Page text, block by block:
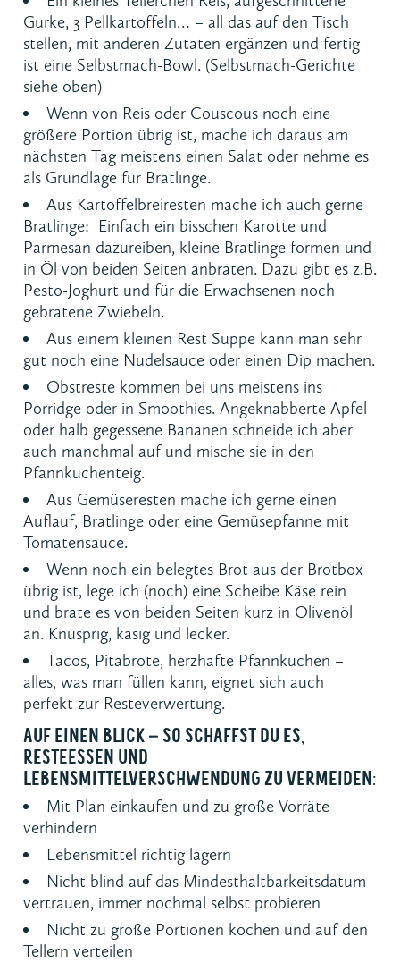
Gurke, 3 Pellkartoffeln… – all das auf den Tisch
stellen, mit anderen Zutaten ergänzen und fertig
ist eine Selbstmach-Bowl. (Selbstmach-Gerichte
siehe oben)
Wenn von Reis oder Couscous noch eine
größere Portion übrig ist, mache ich daraus am
nächsten Tag meistens einen Salat oder nehme es
als Grundlage für Bratlinge.
Aus Kartoffelbreiresten mache ich auch gerne
Bratlinge: Einfach ein bisschen Karotte und
Parmesan dazureiben, kleine Bratlinge formen und
in Öl von beiden Seiten anbraten. Dazu gibt es z.B.
Pesto-Joghurt und für die Erwachsenen noch
gebratene Zwiebeln.
Aus einem kleinen Rest Suppe kann man sehr
gut noch eine Nudelsauce oder einen Dip machen.
Obstreste kommen bei uns meistens ins
Porridge oder in Smoothies. Angeknabberte Äpfel
oder halb gegessene Bananen schneide ich aber
auch manchmal auf und mische sie in den
Pfannkuchenteig.
Aus Gemüseresten mache ich gerne einen
Auflauf, Bratlinge oder eine Gemüsepfanne mit
Tomatensauce.
Wenn noch ein belegtes Brot aus der Brotbox
übrig ist, lege ich (noch) eine Scheibe Käse rein
und brate es von beiden Seiten kurz in Olivenöl
an. Knusprig, käsig und lecker.
Tacos, Pitabrote, herzhafte Pfannkuchen –
alles, was man füllen kann, eignet sich auch
perfekt zur Resteverwertung.
AUF EINEN BLICK – SO SCHAFFST DU ES,
RESTEESSEN UND
LEBENSMITTELVERSCHWENDUNG ZU VERMEIDEN:
Mit Plan einkaufen und zu große Vorräte
verhindern
Lebensmittel richtig lagern
Nicht blind auf das Mindesthaltbarkeitsdatum
vertrauen, immer nochmal selbst probieren
Nicht zu große Portionen kochen und auf den
Tellern verteilen